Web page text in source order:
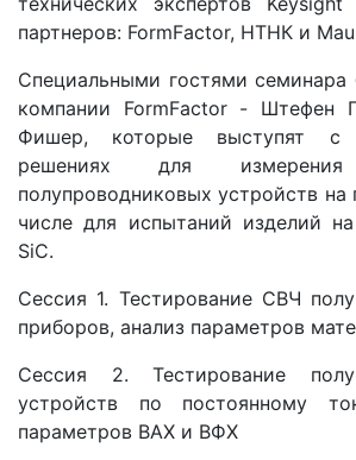
партнеров: FormFactor, НТНК и
Специальными гостями семинара
компании FormFactor - Штефен
Фишер, которые выступят с
решениях для измерения
полупроводниковых устройств на
числе для испытаний изделий
SiC.
Сессия 1. Тестирование СВЧ
приборов, анализ параметров
Сессия 2. Тестирование
устройств по постоянному
параметров ВАХ и ВФХ